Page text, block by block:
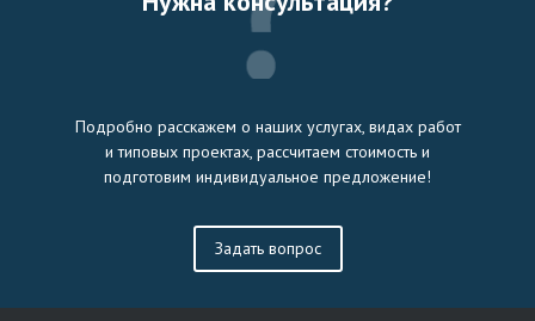
Подробно расскажем о наших услугах, видах работ
и типовых проектах, рассчитаем стоимость и
подготовим индивидуальное предложение!
Задать вопрос